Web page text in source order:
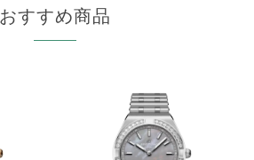
おすすめ商品